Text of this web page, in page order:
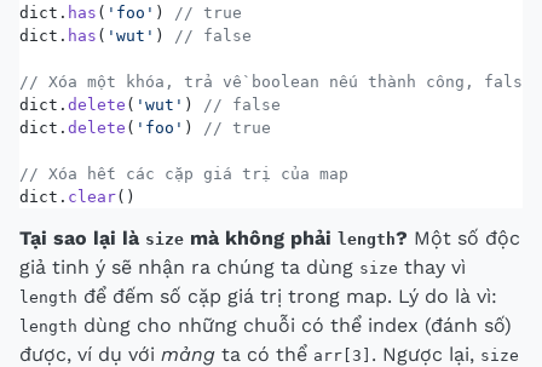
dict. has ( 'foo' )
// true
dict. has ( 'wut' ) // false
// Xóa một khóa, trả về boolean nếu thành công,
dict. delete ( 'wut' )
// false
dict. delete ( 'foo' ) // true
// Xóa hết các cặp giá trị của map
dict. clear()
Tại sao lại là size mà không phải length? Một số độc
giả tinh ý sẽ nhận ra chúng ta dùng size thay vì
length để đếm số cặp giá trị trong map. Lý do là vì:
length dùng cho những chuỗi có thể index (đánh số)
được, ví dụ với mảng ta có thể arr[3] . Ngược lại, size